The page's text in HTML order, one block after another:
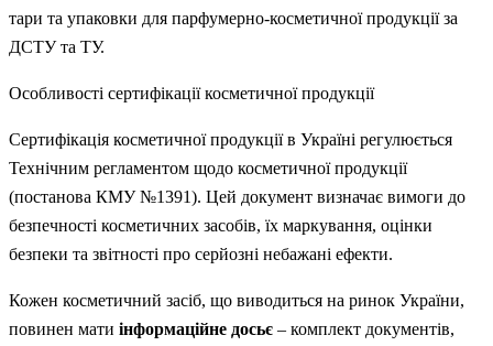
тари та упаковки для парфумерно-косметичної продукції за
ДСТУ та ТУ.
Особливості сертифікаціїкосметичної продукції
Сертифікація косметичної продукції в Україні регулюється
Технічним регламентом щодо косметичної продукції
(постанова КМУ №1391). Цей документ визначає вимоги до
безпечності косметичних засобів, їх маркування, оцінки
безпеки та звітності про серйозні небажані ефекти.
Кожен косметичний засіб, що виводиться на ринок України,
повинен мати інформаційне досьє – комплект документів,